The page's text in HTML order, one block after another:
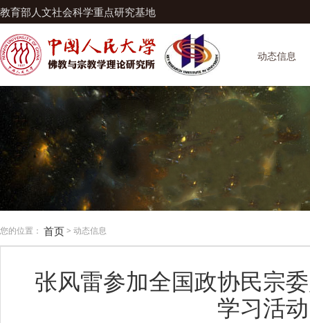
教育部人文社会科学重点研究基地
动态信息
您的位置： 首页> 动态信息
张风雷参加全国政协民宗
学习活动